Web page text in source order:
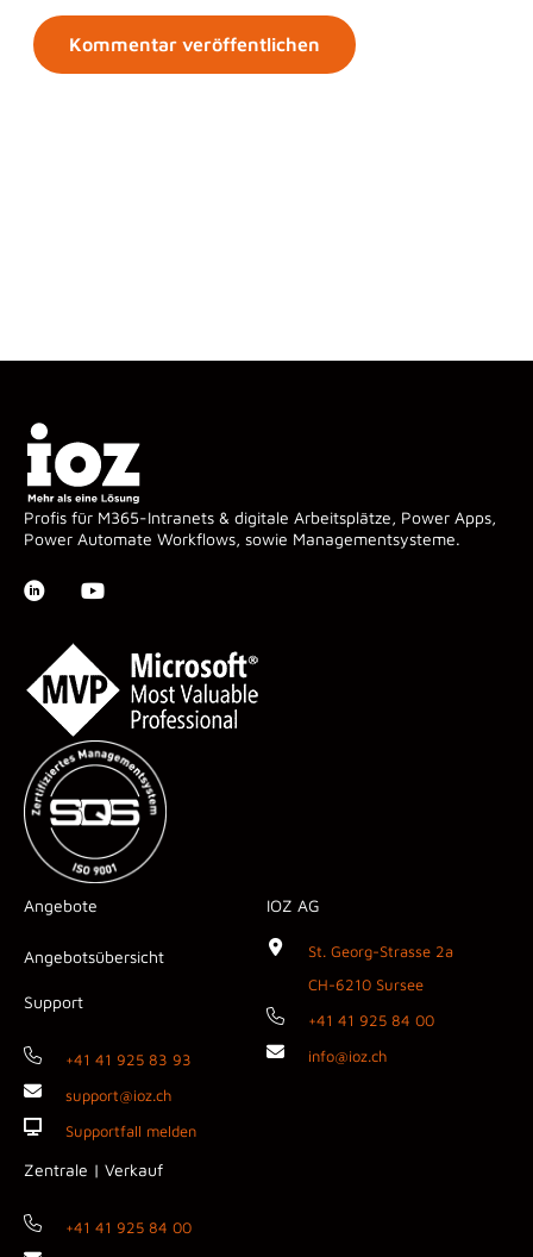
Profis für M365-Intranets & digitale Arbeitsplätze, Power Apps,
Power Automate Workflows, sowie Managementsysteme.
Angebote
Angebotsübersicht
Support
+41 41 925 83 93
support@ioz.ch
Supportfall melden
Zentrale | Verkauf
+41 41 925 84 00
IOZ AG
St. Georg-Strasse 2a
CH-6210 Sursee
+41 41 925 84 00
info@ioz.ch